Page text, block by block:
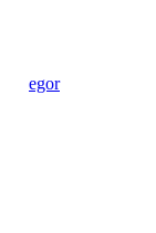
egor